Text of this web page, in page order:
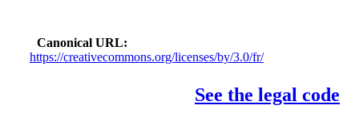
Canonical URL
https://creativecommons.org/licenses/by/3.0/fr/
See the legal code